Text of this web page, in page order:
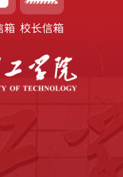
箱 校长信箱